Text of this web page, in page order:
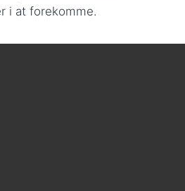
i at forekomme.